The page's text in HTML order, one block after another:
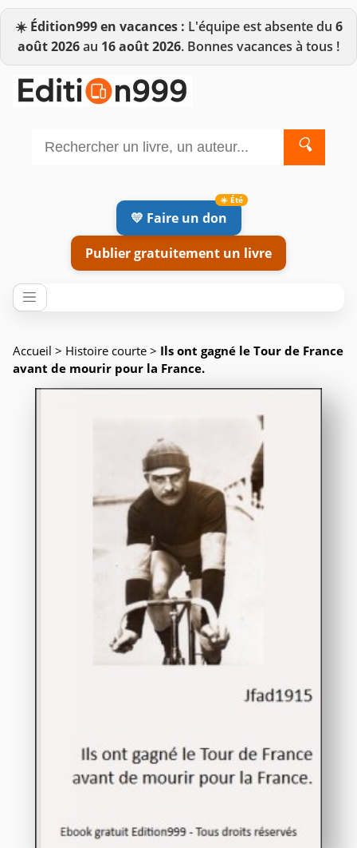
☀️ Édition999 en vacances : L'équipe est absente du 6
août 2026au 16 août 2026. Bonnes vacances à tous !
🔍
💛 Faire un don
Publier gratuitement un livre
Accueil > Histoire courte > Ils ont gagné le Tour de France
avant de mourir pour la France.